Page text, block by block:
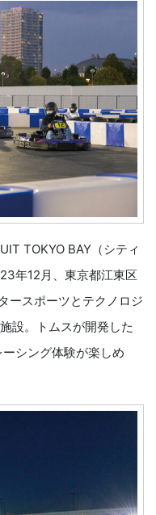
TOKYO BAY（シティ
年12月、東京都江東区
ースポーツとテクノロジ
設。トムスが開発した
シング体験が楽しめ